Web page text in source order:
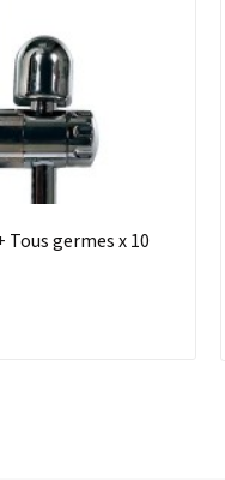
Tous germes x 10